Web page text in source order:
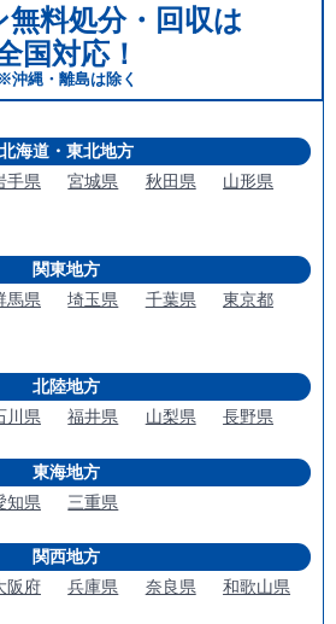
料処分・回収は
国対応！
※沖縄・離島は除く
北海道・東北地方
手県 宮城県 秋田県
山形県
関東地方
馬県 埼玉県 千葉県
東京都
北陸地方
川県 福井県 山梨県 長野県
東海地方
知県 三重県
関西地方
阪府 兵庫県 奈良県 和歌山県